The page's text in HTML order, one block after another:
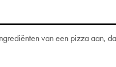
van een pizza aan,